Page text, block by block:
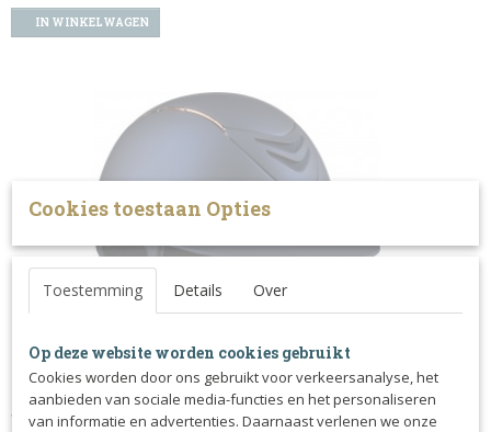
IN WINKELWAGEN
OneK Avance Matt rosegold pipe
Verkrijgbaar in het zwart, navy en bruin. Deze prachtige cap…
Cookies toestaan Opties
Toestemming Details Over
Op deze website worden cookies gebruikt
Cookies worden door ons gebruikt voor verkeersanalyse, het
aanbieden van sociale media-functies en het personaliseren
van informatie en advertenties. Daarnaast verlenen we onze